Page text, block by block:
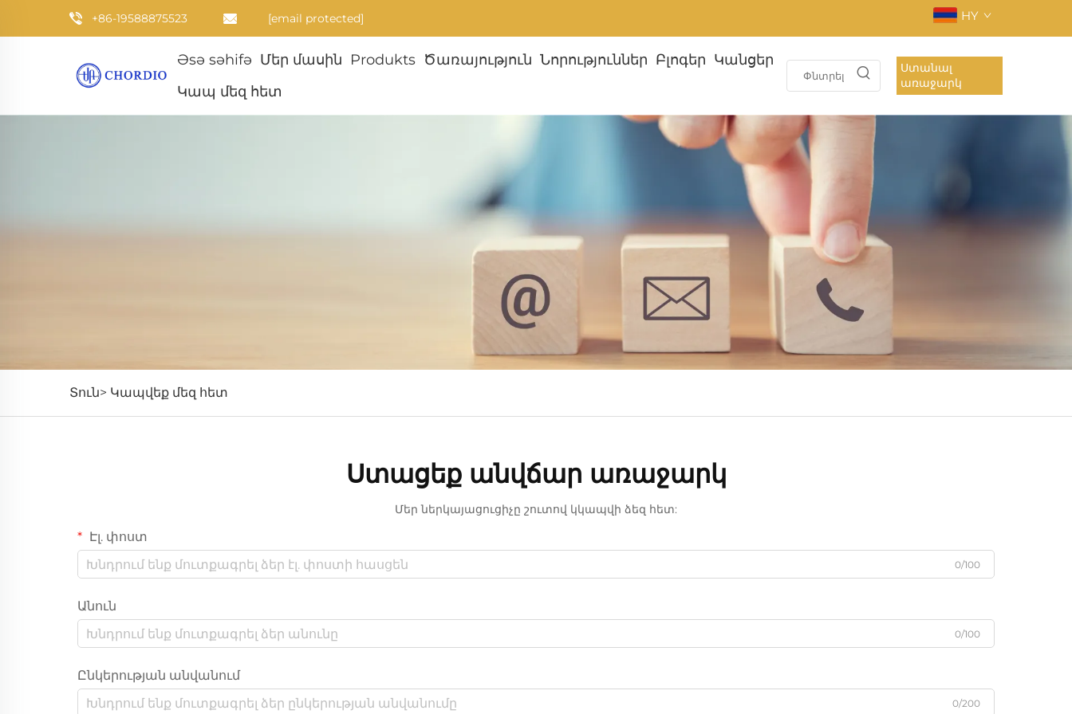
+86-19588875523 [email protected] HY
Əsə səhifə Մեր մասին Produkts Ծառայություն Նորություններ Բլոգեր Կանցեր
Կապ մեզ հետ
Ստանալ
առաջարկ
Տուն> Կապվեք մեզ հետ
Ստացեք անվճար առաջարկ
Մեր ներկայացուցիչը շուտով կկապվի ձեզ հետ:
Էլ. փոստ
0/100
Անուն
0/100
Ընկերության անվանում
0/200